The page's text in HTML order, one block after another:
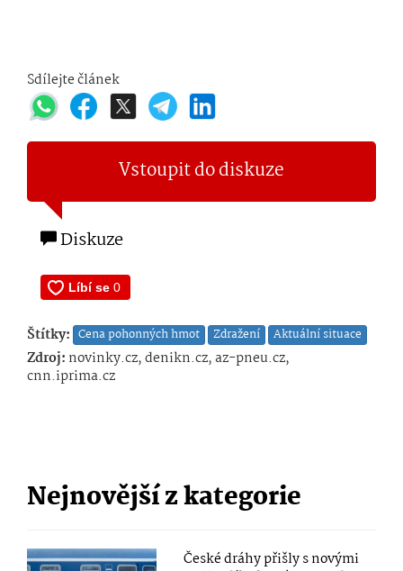
Sdílejte článek
Vstoupit do diskuze
Diskuze
Štítky: Cena pohonných hmot Zdražení Aktuální situace
Zdroj: novinky.cz, denikn.cz, az-pneu.cz,
cnn.iprima.cz
Nejnovější z kategorie
České dráhy přišly s novými